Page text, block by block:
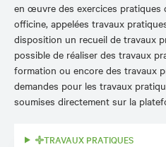
en œuvre des exercices pratiques
officine, appelées travaux
disposition un recueil de travaux
possible de réaliser des travaux
formation ou encore des travaux
demandes pour les travaux
soumises directement sur la
TRAVAUX PRATIQUES